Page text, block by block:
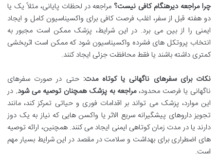
چرا مراجعه دیرهنگام کافی نیست؟ مراجعه در لحظات پایانی، مثلاً یک یا
دو هفته قبل از سفر، اغلب فرصت کافی برای واکسیناسیون کامل و ایجاد
ایمنی را از بین می برد. در این شرایط، پزشک ممکن است مجبور به
انتخاب پروتکل های فشرده واکسیناسیون شود که ممکن است اثربخشی
کمتری داشته باشند یا فقط محافظت جزئی ایجاد کنند.
نکات برای سفرهای ناگهانی یا کوتاه مدت: حتی در صورت سفرهای
ناگهانی یا فرصت محدود،مراجعه به پزشک همچنان توصیه می شود. در
این موارد، پزشک می تواند بر اقدامات فوری و حیاتی تمرکز کند، مانند
تجویز داروهای پیشگیرانه سریع الاثر یا واکسن هایی که نیاز به یک دوز
دارند یا در مدت زمان کوتاهی ایمنی ایجاد می کنند. همچنین، ارائه توصیه
های اضطراری برای بهداشت و سلامت در مقصد در این شرایط بسیار مهم
است.